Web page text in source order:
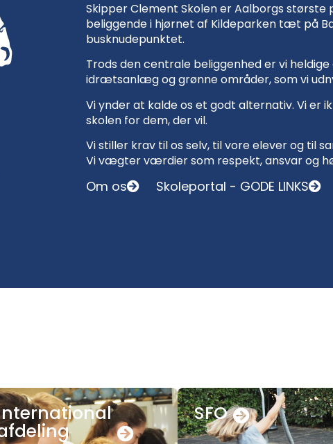
Skipper Clement Skolen er Aalborgs
beliggende i hjørnet af Kildeparken tæt på
busknudepunktet.
Trods den centrale beliggenhed er vi
idrætsanlæg og grønne områder, som vi
Vi ynder at kalde os et godt alternativ. Vi er
skolen for dem, der vil.
Vi stiller krav til os selv, til vore elever og til
Vi vægter værdier som respekt, ansvar og
Om os Skoleportal - GODE LINKS
SFO